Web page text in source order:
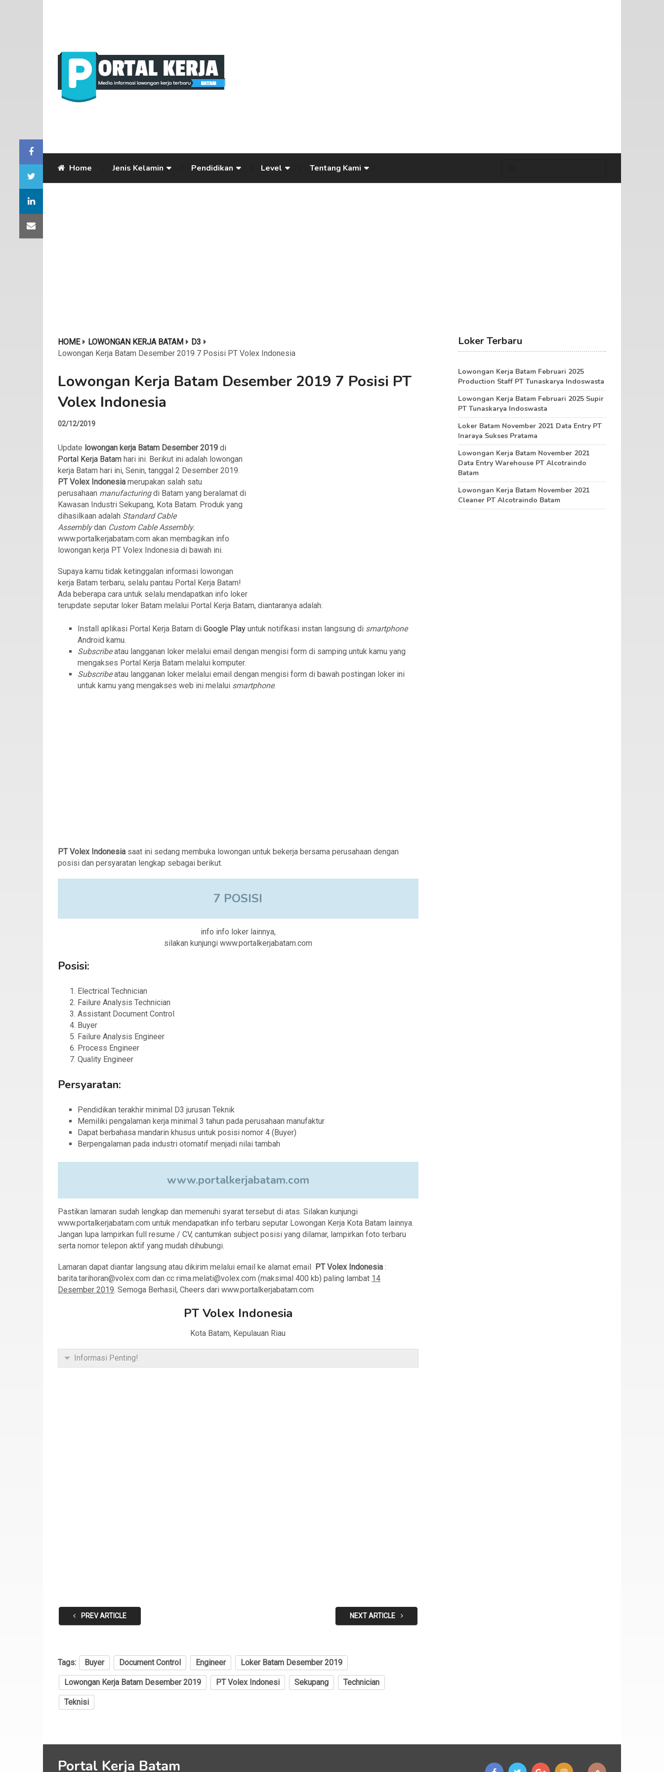
Home Jenis Kelamin Pendidikan Level Tentang Kami
HOME LOWONGAN KERJA BATAM
D3
Lowongan Kerja Batam Desember 2019 7 Posisi PT Volex Indonesia
Lowongan Kerja Batam Desember 2019 7 Posisi PT
Volex Indonesia
02/12/2019
Update lowongan kerja Batam Desember 2019 di
Portal Kerja Batam hari ini. Berikut ini adalah lowongan
kerja Batam hari ini, Senin, tanggal 2 Desember 2019.
PT Volex Indonesia merupakan salah satu
perusahaan manufacturingdi Batam yang beralamat di
Kawasan Industri Sekupang, Kota Batam. Produk yang
dihasilkaan adalah Standard Cable
Assemblydan Custom Cable Assembly.
www.portalkerjabatam.com akan membagikan info
lowongan kerja PT Volex Indonesia di bawah ini.
Supaya kamu tidak ketinggalan informasi lowongan
kerja Batam terbaru, selalu pantau Portal Kerja Batam!
Ada beberapa cara untuk selalu mendapatkan info loker
terupdate seputar loker Batam melalui Portal Kerja Batam, diantaranya adalah:
Install aplikasi Portal Kerja Batam di Google Play untuk notifikasi instan langsung di smartphone
Android kamu.
Subscribeatau langganan loker melalui email dengan mengisi form di samping untuk kamu yang
mengakses Portal Kerja Batam melalui komputer.
Subscribeatau langganan loker melalui email dengan mengisi form di bawah postingan loker ini
untuk kamu yang mengakses web ini melalui smartphone.
PT Volex Indonesia saat ini sedang membuka lowongan untuk bekerja bersama perusahaan dengan
posisi dan persyaratan lengkap sebagai berikut.
7 POSISI
info info loker lainnya,
silakan kunjungi www.portalkerjabatam.com
Posisi:
Electrical Technician
Failure Analysis Technician
Assistant Document Control
Buyer
Failure Analysis Engineer
Process Engineer
Quality Engineer
Persyaratan:
Pendidikan terakhir minimal D3 jurusan Teknik
Memiliki pengalaman kerja minimal 3 tahun pada perusahaan manufaktur
Dapat berbahasa mandarin khusus untuk posisi nomor 4 (Buyer)
Berpengalaman pada industri otomatif menjadi nilai tambah
www.portalkerjabatam.com
Pastikan lamaran sudah lengkap dan memenuhi syarat tersebut di atas. Silakan kunjungi
www.portalkerjabatam.com untuk mendapatkan info terbaru seputar Lowongan Kerja Kota Batam lainnya.
Jangan lupa lampirkan full resume / CV, cantumkan subject posisi yang dilamar, lampirkan foto terbaru
serta nomor telepon aktif yang mudah dihubungi.
Lamaran dapat diantar langsung atau dikirim melalui email ke alamat email PT Volex Indonesia :
barita.tarihoran@volex.com dan cc rima.melati@volex.com (maksimal 400 kb) paling lambat 14
Desember 2019. Semoga Berhasil, Cheers dari www.portalkerjabatam.com
PT Volex Indonesia
Kota Batam, Kepulauan Riau
Informasi Penting!
PREV ARTICLE NEXT ARTICLE
Tags: Buyer Document Control Engineer Loker Batam Desember 2019
Lowongan Kerja Batam Desember 2019 PT Volex Indonesi Sekupang Technician
Teknisi
Loker Terbaru
Lowongan Kerja Batam Februari 2025
Production Staff PT Tunaskarya Indoswasta
Lowongan Kerja Batam Februari 2025 Supir
PT Tunaskarya Indoswasta
Loker Batam November 2021 Data Entry PT
Inaraya Sukses Pratama
Lowongan Kerja Batam November 2021
Data Entry Warehouse PT Alcotraindo
Batam
Lowongan Kerja Batam November 2021
Cleaner PT Alcotraindo Batam
Portal Kerja Batam